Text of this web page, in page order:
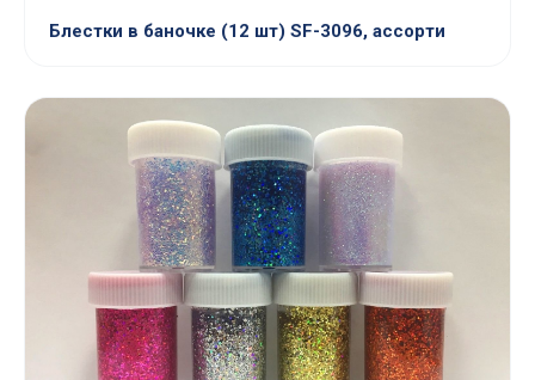
Блестки в баночке (12 шт) SF-3096, ассорти